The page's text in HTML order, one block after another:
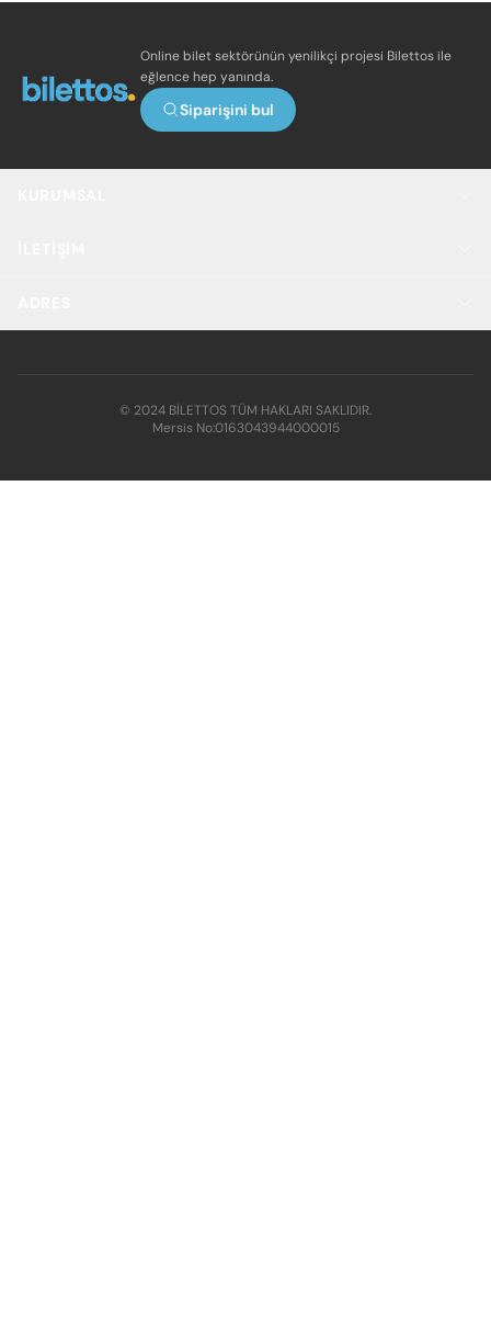
Online bilet sektörünün yenilikçi projesi Bilettos ile
eğlence hep yanında.
Siparişini bul
© 2024 BİLETTOS TÜM HAKLARI SAKLIDIR.
Mersis No:0163043944000015